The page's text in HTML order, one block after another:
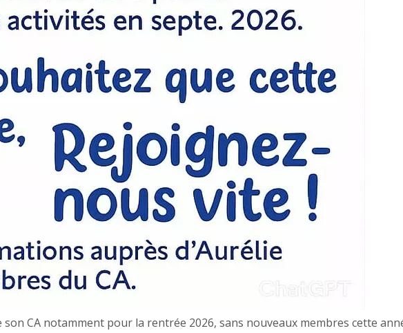
son CA notamment pour la rentrée 2026, sans nouveaux membres cette